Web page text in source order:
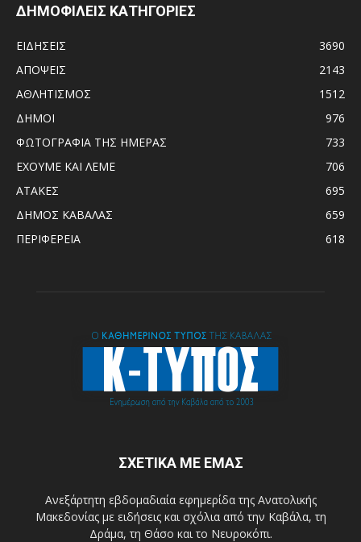
ΔΗΜΟΦΙΛΕΙΣ ΚΑΤΗΓΟΡΙΕΣ
ΕΙΔΗΣΕΙΣ
3690
ΑΠΟΨΕΙΣ
2143
ΑΘΛΗΤΙΣΜΟΣ
1512
ΔΗΜΟΙ
976
ΦΩΤΟΓΡΑΦΙΑ ΤΗΣ ΗΜΕΡΑΣ
733
ΕΧΟΥΜΕ ΚΑΙ ΛΕΜΕ
706
ΑΤΑΚΕΣ
695
ΔΗΜΟΣ ΚΑΒΑΛΑΣ
659
ΠΕΡΙΦΕΡΕΙΑ
618
ΣΧΕΤΙΚΑ ΜΕ ΕΜΑΣ
Ανεξάρτητη εβδομαδιαία εφημερίδα της Ανατολικής
Μακεδονίας με ειδήσεις και σχόλια από την Καβάλα, τη
Δράμα, τη Θάσο και το Νευροκόπι.